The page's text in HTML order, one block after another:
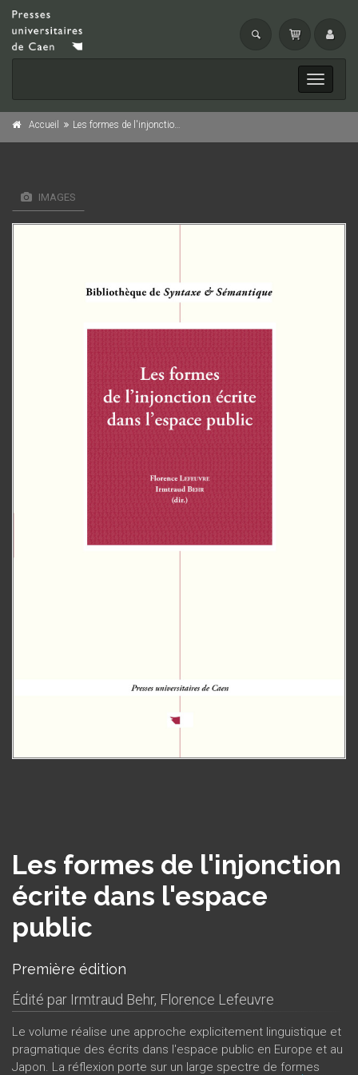
Toggle
Accueil Les formes de l'injonction écrite dans l'espace public
IMAGES
Les formes de l'injonction
écrite dans l'espace
public
Première édition
Édité par Irmtraud Behr, Florence Lefeuvre
Le volume réalise une approche explicitement linguistique et
pragmatique des écrits dans l'espace public en Europe et au
Japon. La réflexion porte sur un large spectre de formes